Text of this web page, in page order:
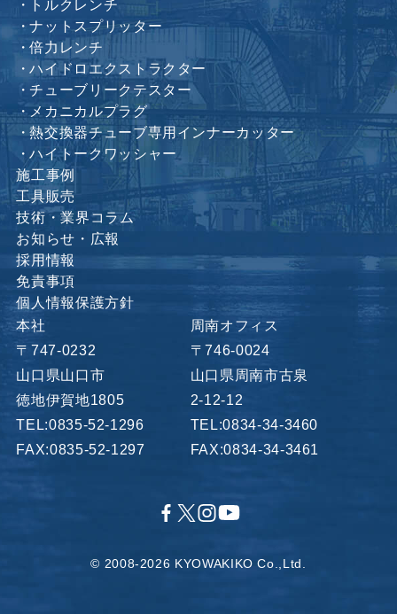
トルクレンチ
ナットスプリッター
倍力レンチ
ハイドロエクストラクター
チューブリークテスター
メカニカルプラグ
熱交換器チューブ専用インナーカッター
ハイトークワッシャー
施工事例
工具販売
技術・業界コラム
お知らせ・広報
採用情報
免責事項
個人情報保護方針
本社
〒747-0232
山口県山口市
徳地伊賀地1805
TEL:0835-52-1296
FAX:0835-52-1297
周南オフィス
〒746-0024
山口県周南市古泉
2-12-12
TEL:0834-34-3460
FAX:0834-34-3461
© 2008-2026 KYOWAKIKO Co.,Ltd.